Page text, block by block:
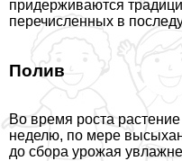
придерживаются
перечисленных в
Полив
Во время роста
неделю, по мере
до сбора урожая